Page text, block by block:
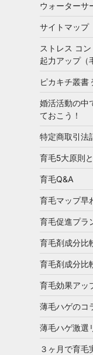
ウォーターサ
サイトマップ
ストレス コ
起力アップ（
ピカキチ叢書
婚活活動の中
ておこう！
特定商取引法
育毛5大原則
育毛Q&A
育毛マップ早
育毛促進プラ
育毛剤成分比
育毛剤成分比
育毛効果アッ
薄毛ハゲのコ
薄毛ハゲ激選
３ヶ月で育毛